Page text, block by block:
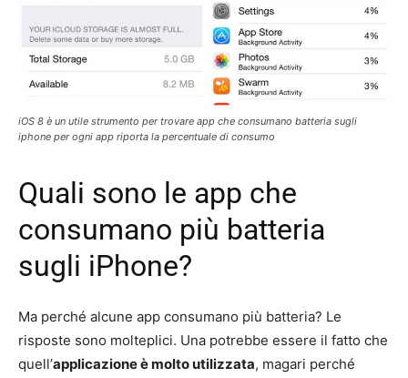
iOS 8 è un utile strumento per trovare app che consumano batteria sugli
iphone per ogni app riporta la percentuale di consumo
Quali sono le app che
consumano più batteria
sugli iPhone?
Ma perché alcune app consumano più batteria? Le
risposte sono molteplici. Una potrebbe essere il fatto che
quell’applicazione è molto utilizzata, magari perché